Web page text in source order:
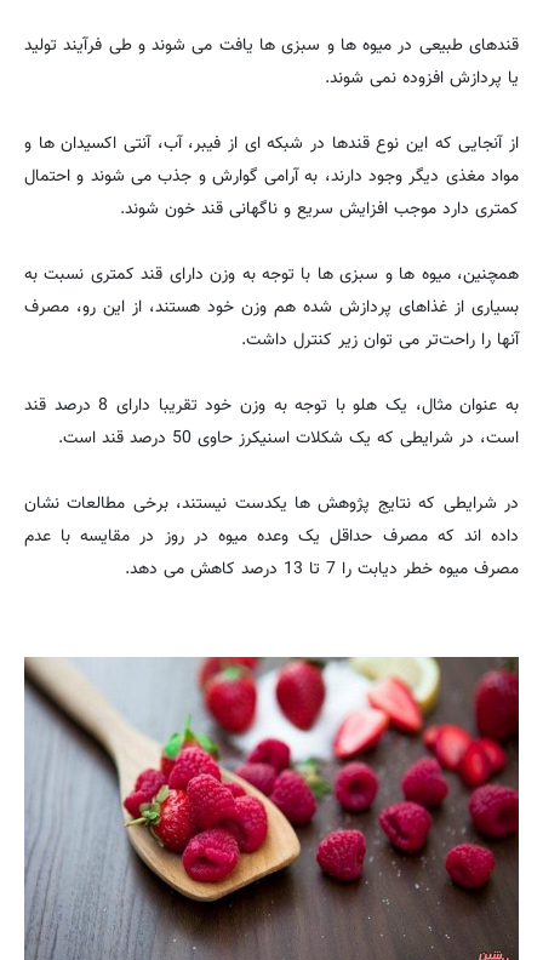
قندهای طبیعی در میوه ها و سبزی ها یافت می شوند و طی فرآیند تولید
یا پردازش افزوده نمی شوند.
از آنجایی که این نوع قندها در شبکه ای از فیبر، آب، آنتی اکسیدان ها و
مواد مغذی دیگر وجود دارند، به آرامی گوارش و جذب می شوند و احتمال
کمتری دارد موجب افزایش سریع و ناگهانی قند خون شوند.
همچنین، میوه ها و سبزی ها با توجه به وزن دارای قند کمتری نسبت به
بسیاری از غذاهای پردازش شده هم وزن خود هستند، از این رو، مصرف
آنها را راحت‌تر می توان زیر کنترل داشت.
به عنوان مثال، یک هلو با توجه به وزن خود تقریبا دارای 8 درصد قند
است، در شرایطی که یک شکلات اسنیکرز حاوی 50 درصد قند است.
در شرایطی که نتایج پژوهش ها یکدست نیستند، برخی مطالعات نشان
داده اند که مصرف حداقل یک وعده میوه در روز در مقایسه با عدم
مصرف میوه خطر دیابت را 7 تا 13 درصد کاهش می دهد.